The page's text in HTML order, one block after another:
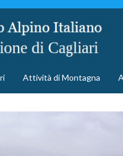
Attività di Montagna